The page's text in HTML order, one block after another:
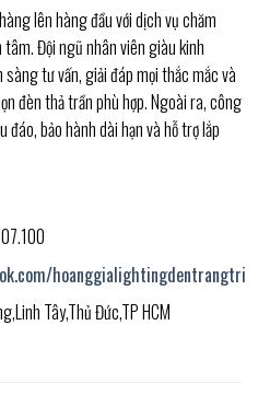
lên hàng đầu với dịch vụ chăm
Đội ngũ nhân viên giàu kinh
tư vấn, giải đáp mọi thắc mắc và
đèn thả trần phù hợp. Ngoài ra, công
bảo hành dài hạn và hỗ trợ lắp
hoanggialightingdentrangtri
Tây,Thủ Đức,TP HCM